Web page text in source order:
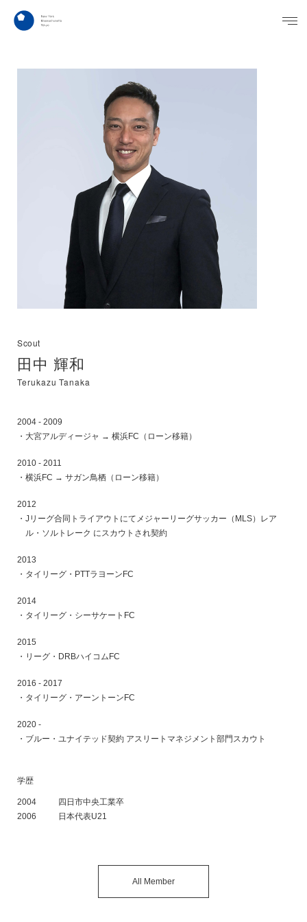
Scout
田中 輝和
Terukazu Tanaka
2004 - 2009
大宮アルディージャ → 横浜FC（ローン移籍）
2010 - 2011
横浜FC → サガン鳥栖（ローン移籍）
2012
Jリーグ合同トライアウトにてメジャーリーグサッカー（MLS） レア
ル・ソルトレーク にスカウトされ契約
2013
タイリーグ・PTTラヨーンFC
2014
タイリーグ・シーサケートFC
2015
リーグ・DRBハイコムFC
2016 - 2017
タイリーグ・アーントーンFC
2020 -
ブルー・ユナイテッド契約 アスリートマネジメント部門スカウト
学歴
2004
四日市中央工業卒
2006
日本代表U21
All Member